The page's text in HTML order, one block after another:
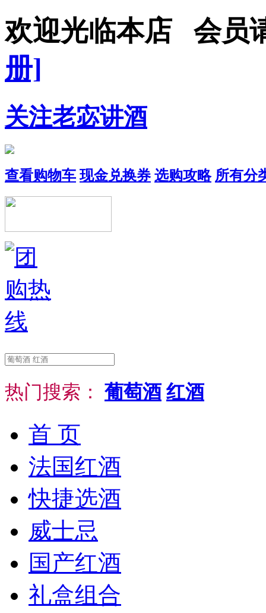
欢迎光临本店 会
册]
关注老宓讲酒
查看购物车 现金兑换券 选购攻略 所有分
热门搜索： 葡萄酒 红酒
首 页
法国红酒
快捷选酒
威士忌
国产红酒
礼盒组合